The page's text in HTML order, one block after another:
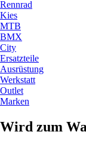
Rennrad
Kies
MTB
BMX
City
Ersatzteile
Ausrüstung
Werkstatt
Outlet
Marken
Wird zum